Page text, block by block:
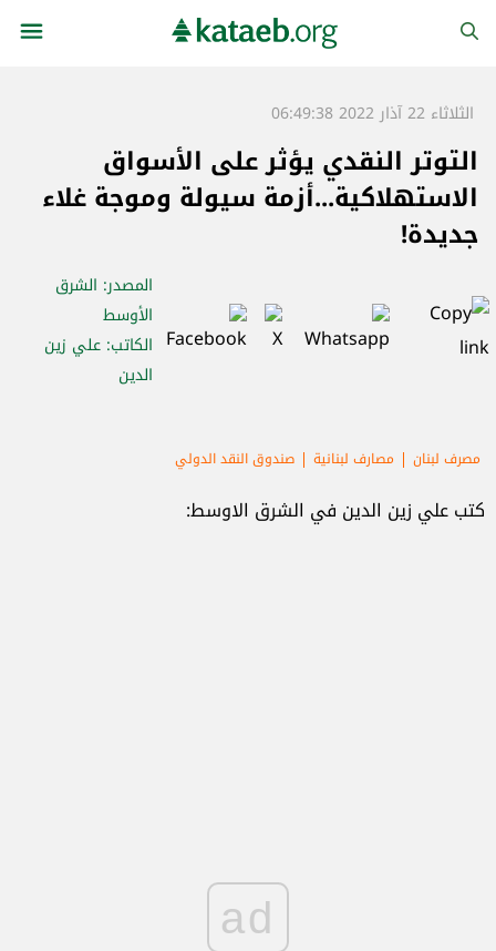
الثلاثاء 22 آذار 2022 06:49:38
التوتر النقدي يؤثر على الأسواق
الاستهلاكية...أزمة سيولة وموجة غلاء
جديدة!
المصدر: الشرق
الأوسط
الكاتب: علي زين
الدين
مصرف لبنان مصارف لبنانية صندوق النقد الدولي
كتب علي زين الدين في الشرق الاوسط:
ad